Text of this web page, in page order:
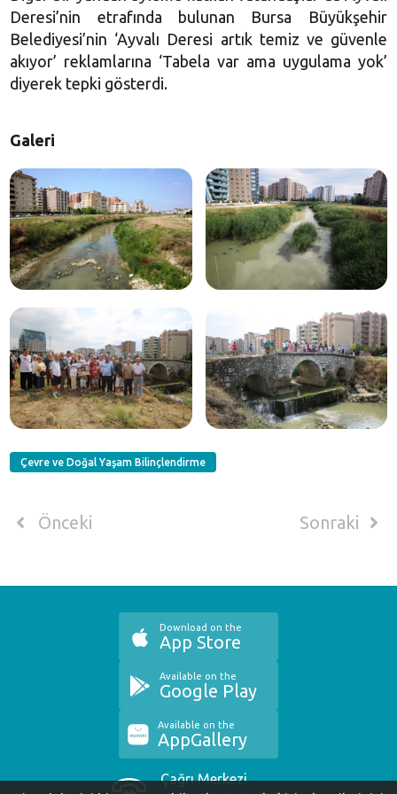
Deresi’nin etrafında bulunan Bursa Büyükşehir
Belediyesi’nin ‘Ayvalı Deresi artık temiz ve güvenle
akıyor’ reklamlarına ‘Tabela var ama uygulama yok’
diyerek tepki gösterdi.
Galeri
Çevre ve Doğal Yaşam Bilinçlendirme
Önceki Sonraki
Çağrı Merkezi
Download on the
App Store
Available on the
Google Play
Available on the
AppGallery